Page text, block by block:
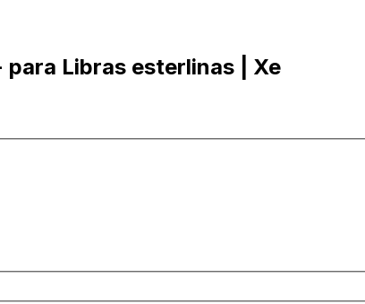
para Libras esterlinas | Xe